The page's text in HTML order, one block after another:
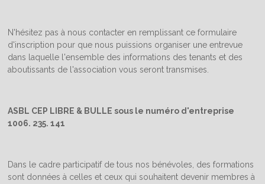
N'hésitez pas à nous contacter en remplissant ce formulaire
d'inscription pour que nous puissions organiser une entrevue
dans laquelle l'ensemble des informations des tenants et des
aboutissants de l'association vous seront transmises.
ASBL CEP LIBRE & BULLE sous le numéro d'entreprise
1006. 235. 141
Dans le cadre participatif de tous nos bénévoles, des formations
sont données à celles et ceux qui souhaitent devenir membres à